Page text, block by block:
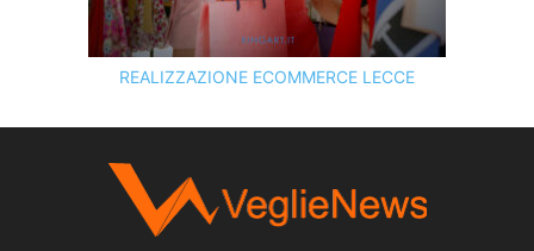
REALIZZAZIONE ECOMMERCE LECCE
SCOPRI I SERVIZI DIKINGART.IT